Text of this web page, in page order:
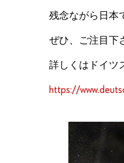
残念ながら日本
ぜひ、ご注目下
詳しくはドイツ
https://